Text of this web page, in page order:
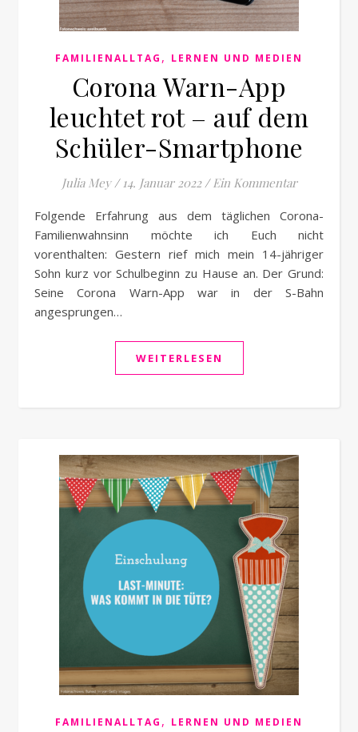
FAMILIENALLTAG , LERNEN UND MEDIEN
Corona Warn-App
leuchtet rot – auf dem
Schüler-Smartphone
Julia Mey / 14. Januar 2022 / Ein Kommentar
Folgende Erfahrung aus dem täglichen Corona-
Familienwahnsinn möchte ich Euch nicht
vorenthalten: Gestern rief mich mein 14-jähriger
Sohn kurz vor Schulbeginn zu Hause an. Der Grund:
Seine Corona Warn-App war in der S-Bahn
angesprungen…
WEITERLESEN
FAMILIENALLTAG , LERNEN UND MEDIEN